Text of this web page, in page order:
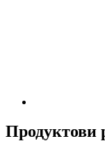
Продуктови